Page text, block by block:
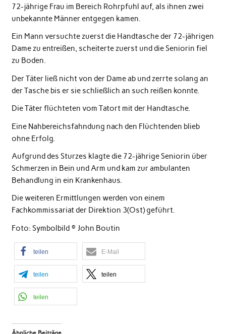
72-jährige Frau im Bereich Rohrpfuhl auf, als ihnen zwei
unbekannte Männer entgegen kamen.
Ein Mann versuchte zuerst die Handtasche der 72-jährigen
Dame zu entreißen, scheiterte zuerst und die Seniorin fiel
zu Boden.
Der Täter ließ nicht von der Dame ab und zerrte solang an
der Tasche bis er sie schließlich an such reißen konnte.
Die Täter flüchteten vom Tatort mit der Handtasche.
Eine Nahbereichsfahndung nach den Flüchtenden blieb
ohne Erfolg.
Aufgrund des Sturzes klagte die 72-jährige Seniorin über
Schmerzen in Bein und Arm und kam zur ambulanten
Behandlung in ein Krankenhaus.
Die weiteren Ermittlungen werden von einem
Fachkommissariat der Direktion 3(Ost) geführt.
Foto: Symbolbild © John Boutin
teilen E-Mail
teilen teilen
teilen